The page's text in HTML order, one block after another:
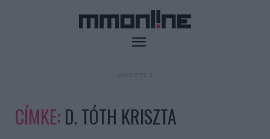
CÍMKE: D. TÓTH KRISZTA